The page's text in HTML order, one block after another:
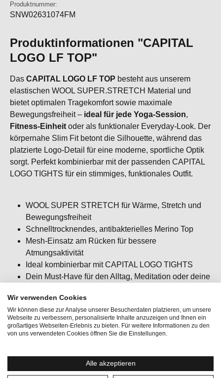
Produktnummer:
SNW02631074FM
Produktinformationen "CAPITAL
LOGO LF TOP"
Das CAPITAL LOGO LF TOP besteht aus unserem
elastischen WOOL SUPER.STRETCH Material und
bietet optimalen Tragekomfort sowie maximale
Bewegungsfreiheit – ideal für jede Yoga-Session,
Fitness-Einheit oder als funktionaler Everyday-Look. Der
körpernahe Slim Fit betont die Silhouette, während das
platzierte Logo-Detail für eine moderne, sportliche Optik
sorgt. Perfekt kombinierbar mit der passenden CAPITAL
LOGO TIGHTS für ein stimmiges, funktionales Outfit.
WOOL SUPER STRETCH für Wärme, Stretch und
Bewegungsfreiheit
Schnelltrocknendes, antibakterielles Merino Top
Mesh-Einsatz am Rücken für bessere
Atmungsaktivität
Ideal kombinierbar mit CAPITAL LOGO TIGHTS
Dein Must-Have für den Alltag, Meditation oder deine
Passform: slim fit / körpernah / figurbetont
Aktivitäten: Fitness & Running, Yoga
Wir verwenden Cookies
Wir können diese zur Analyse unserer Besucherdaten platzieren, um unsere
Webseite zu verbessern, personalisierte Inhalte anzuzeigen und Ihnen ein
großartiges Webseiten-Erlebnis zu bieten. Für weitere Informationen zu den
von uns verwendeten Cookies öffnen Sie die Einstellungen.
Alle akzeptieren